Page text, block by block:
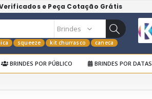
e Peça Cotação Grátis
squeeze kit churrasco caneca
BRINDES POR PÚBLICO BRINDES POR DATAS